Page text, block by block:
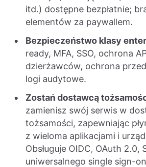
itd.) dostępne bezpłatnie;
elementów za paywallem.
Bezpieczeństwo klasy
ready, MFA, SSO, ochrona
dzierżawców, ochrona
logi audytowe.
Zostań dostawcą
zamienisz swój serwis w
tożsamości, zapewniając
z wieloma aplikacjami i
Obsługuje OIDC, OAuth 2.0,
uniwersalnego single sign-